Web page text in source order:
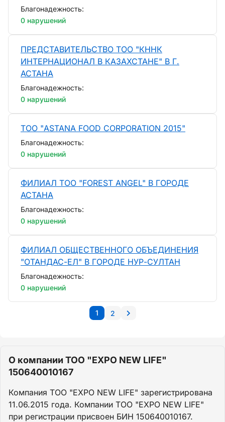
Благонадежность:
0 нарушений
ПРЕДСТАВИТЕЛЬСТВО ТОО "КННК
ИНТЕРНАЦИОНАЛ В КАЗАХСТАНЕ" В Г.
АСТАНА
Благонадежность:
0 нарушений
ТОО "ASTANA FOOD CORPORATION 2015"
Благонадежность:
0 нарушений
ФИЛИАЛ ТОО "FOREST ANGEL" В ГОРОДЕ
АСТАНА
Благонадежность:
0 нарушений
ФИЛИАЛ ОБЩЕСТВЕННОГО ОБЪЕДИНЕНИЯ
"ОТАНДАС-ЕЛ" В ГОРОДЕ НУР-СУЛТАН
Благонадежность:
0 нарушений
1 2
О компании ТОО "EXPO NEW LIFE"
150640010167
Компания ТОО "EXPO NEW LIFE" зарегистрирована
11.06.2015 года. Компании ТОО "EXPO NEW LIFE"
при регистрации присвоен БИН 150640010167.